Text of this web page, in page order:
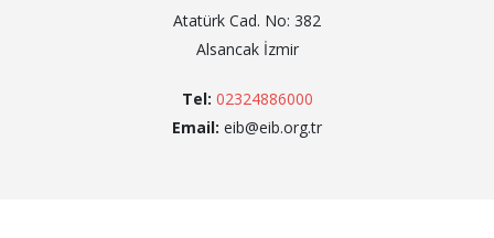
Atatürk Cad. No: 382
Alsancak İzmir
Tel: 02324886000
Email: eib@eib.org.tr